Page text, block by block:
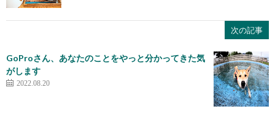
次の記事
GoProさん、あなたのことをやっと分かってきた気
がします
2022.08.20